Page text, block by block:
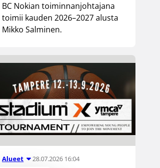
BC Nokian toiminnanjohtajana
toimii kauden 2026–2027 alusta
Mikko Salminen.
Alueet 28.07.2026 16:04